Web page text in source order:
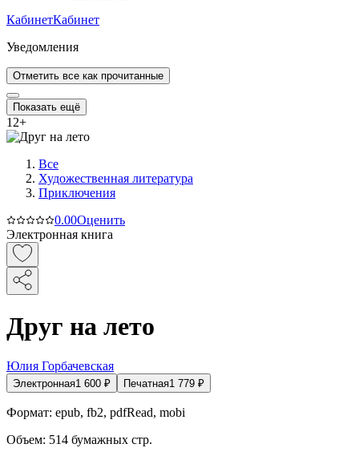
КабинетКабинет
Уведомления
Отметить все как прочитанные
Показать ещё
12+
Все
Художественная литература
Приключения
0.00Оценить
Электронная книга
Друг на лето
Юлия Горбачевская
Электронная1 600 ₽ Печатная1 779 ₽
Формат: epub, fb2, pdfRead, mobi
Объем: 514 бумажных стр.